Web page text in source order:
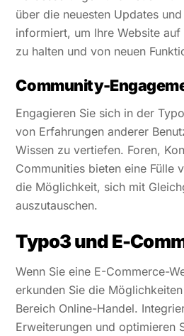
über die neuesten Updates
informiert, um Ihre Website
zu halten und von neuen
Community-
Engagieren Sie sich in der
von Erfahrungen anderer
Wissen zu vertiefen. Foren,
Communities bieten eine Fülle
die Möglichkeit, sich mit
auszutauschen.
Typo3 und E-
Wenn Sie eine E-Commerce-
erkunden Sie die
Bereich Online-Handel.
Erweiterungen und optimieren